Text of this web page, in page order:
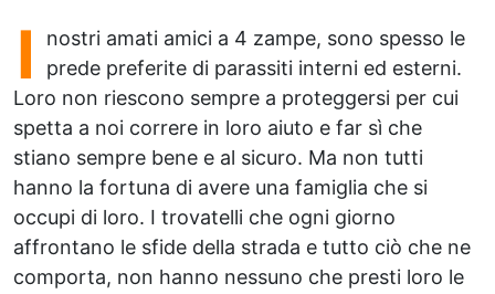
I
nostri amati amici a 4 zampe, sono spesso le
prede preferite di parassiti interni ed esterni.
Loro non riescono sempre a proteggersi per cui
spetta a noi correre in loro aiuto e far sì che
stiano sempre bene e al sicuro. Ma non tutti
hanno la fortuna di avere una famiglia che si
occupi di loro. I trovatelli che ogni giorno
affrontano le sfide della strada e tutto ciò che ne
comporta, non hanno nessuno che presti loro le